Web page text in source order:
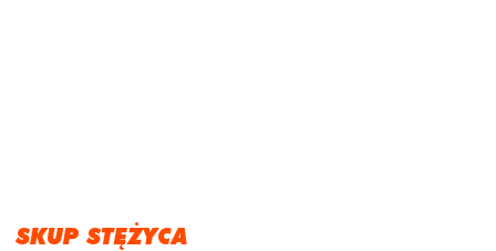
SKUP STĘŻYCA